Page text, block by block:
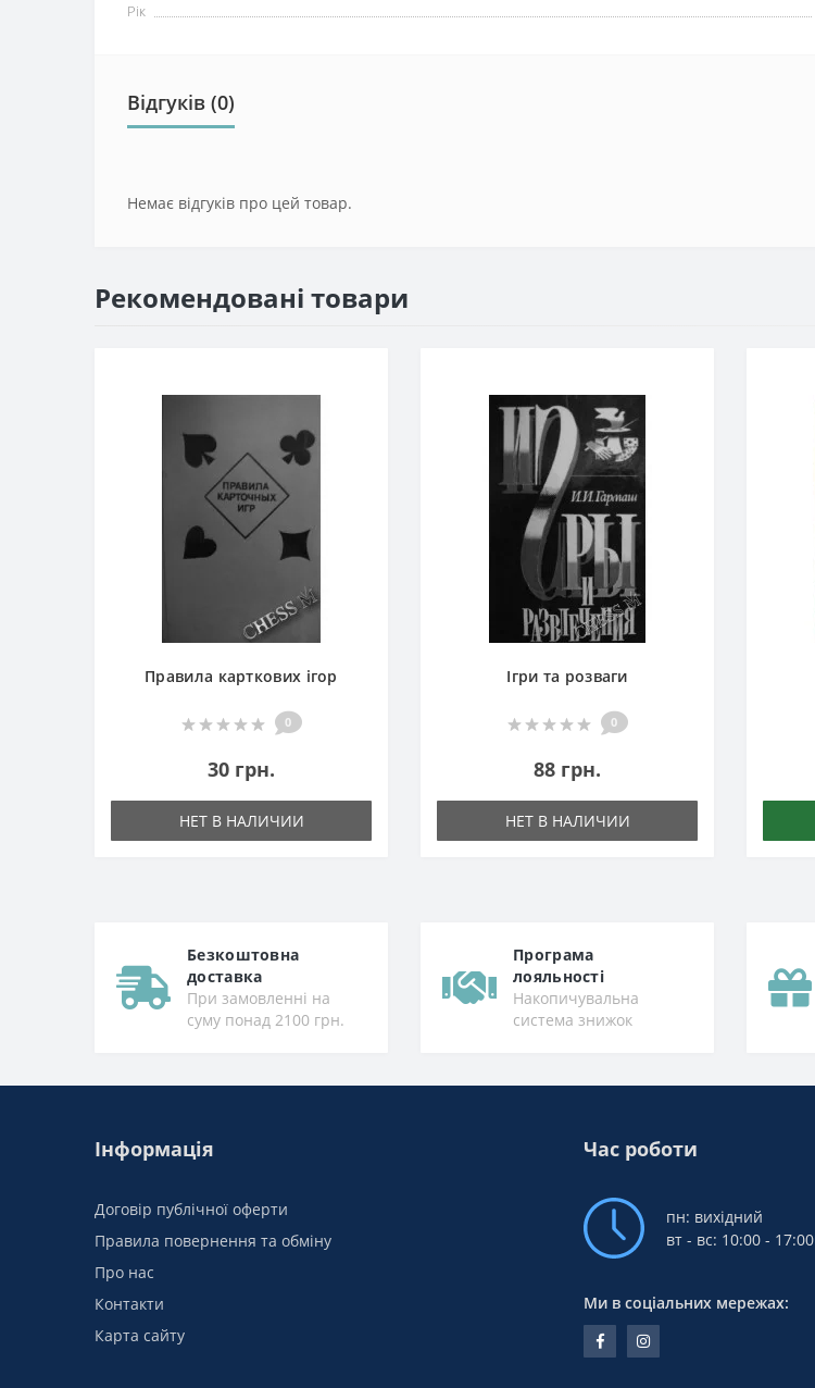
Рік
Відгуків (0)
Немає відгуків про цей товар.
Рекомендовані товари
Правила карткових ігор
0
30 грн.
НЕТ В НАЛИЧИИ
Ігри та розваги
0
88 грн.
НЕТ В НАЛИЧИИ
Безкоштовна
доставка
При замовленні на
суму понад 2100 грн.
Програма
лояльності
Накопичувальна
система знижок
Інформація
Договір публічної оферти
Правила повернення та обміну
Про нас
Контакти
Карта сайту
Час роботи
пн: вихідний
вт - вс: 10:00 - 17:00
Ми в соціальних мережах: